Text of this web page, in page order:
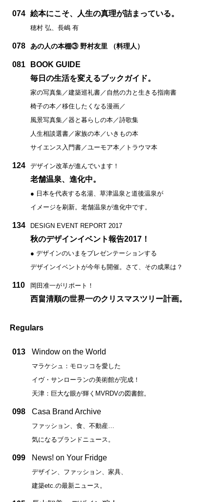
074 絵本にこそ、人生の真理が詰まっている。
穂村 弘、長嶋 有
078 あの人の本棚③ 野村友里 （料理人）
081
BOOK GUIDE
毎日の生活を変えるブックガイド。
家の写真集／建築巡礼書／自然の力と生きる指南書
椅子の本／移住したくなる漫画／
風景写真集／器と暮らしの本／詩歌集
人生相談選書／家族の本／いきもの本
サイエンス入門書／ユーモア本／トラウマ本
124 デザイン改革が進んでいます！
老舗温泉、進化中。
● 日本を代表する名湯、草津温泉と道後温泉が
イメージを刷新。老舗温泉が進化中です。
134 DESIGN EVENT REPORT 2017
秋のデザインイベント報告2017！
● デザインのいまをプレゼンテーションする
デザインイベントが今年も開催。さて、その成果は？
110 岡田准一がリポート！
西畠清順の世界一のクリスマスツリー計画。
Regulars
013 Window on the World
マラケシュ：モロッコを愛した
イヴ・サンローランの美術館が完成！
天津：巨大な眼が輝くMVRDVの図書館。
098 Casa Brand Archive
ファッション、食、不動産…
気になるブランドニュース。
099 News! on Your Fridge
デザイン、ファッション、家具、
建築etc.の最新ニュース。